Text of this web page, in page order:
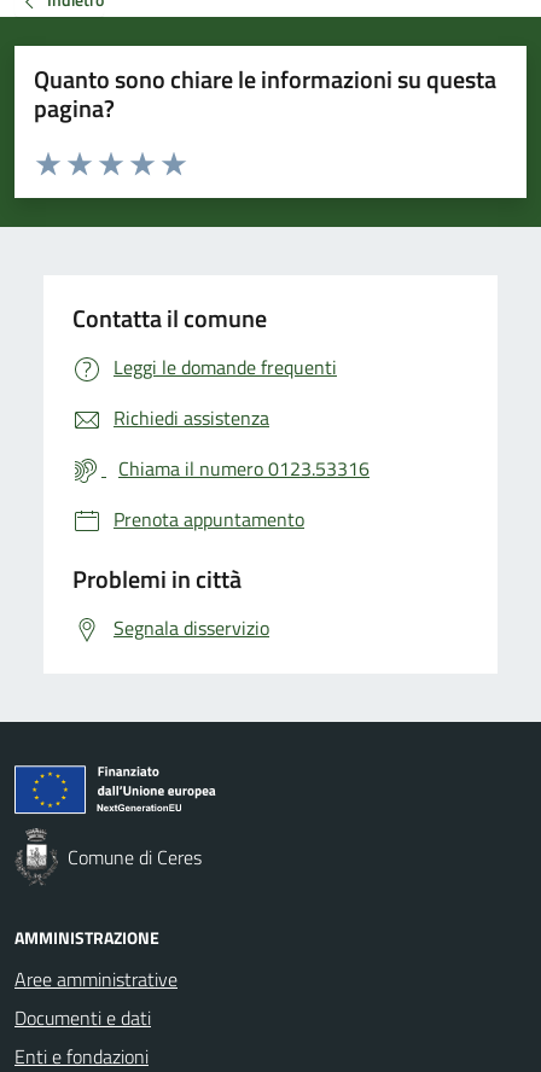
Quanto sono chiare le informazioni su questa
pagina?
Valuta da 1 a 5 stelle la pagina
Valuta 5 stelle su 5
Valuta 4 stelle su 5
Valuta 3 stelle su 5
Valuta 2 stelle su 5
Valuta 1 stelle su 5
Contatta il comune
Leggi le domande frequenti
Richiedi assistenza
Chiama il numero 0123.53316
Prenota appuntamento
Problemi in città
Segnala disservizio
Comune di Ceres
AMMINISTRAZIONE
Aree amministrative
Documenti e dati
Enti e fondazioni